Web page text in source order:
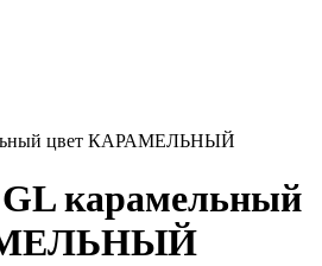
цвет КАРАМЕЛЬНЫЙ
карамельный